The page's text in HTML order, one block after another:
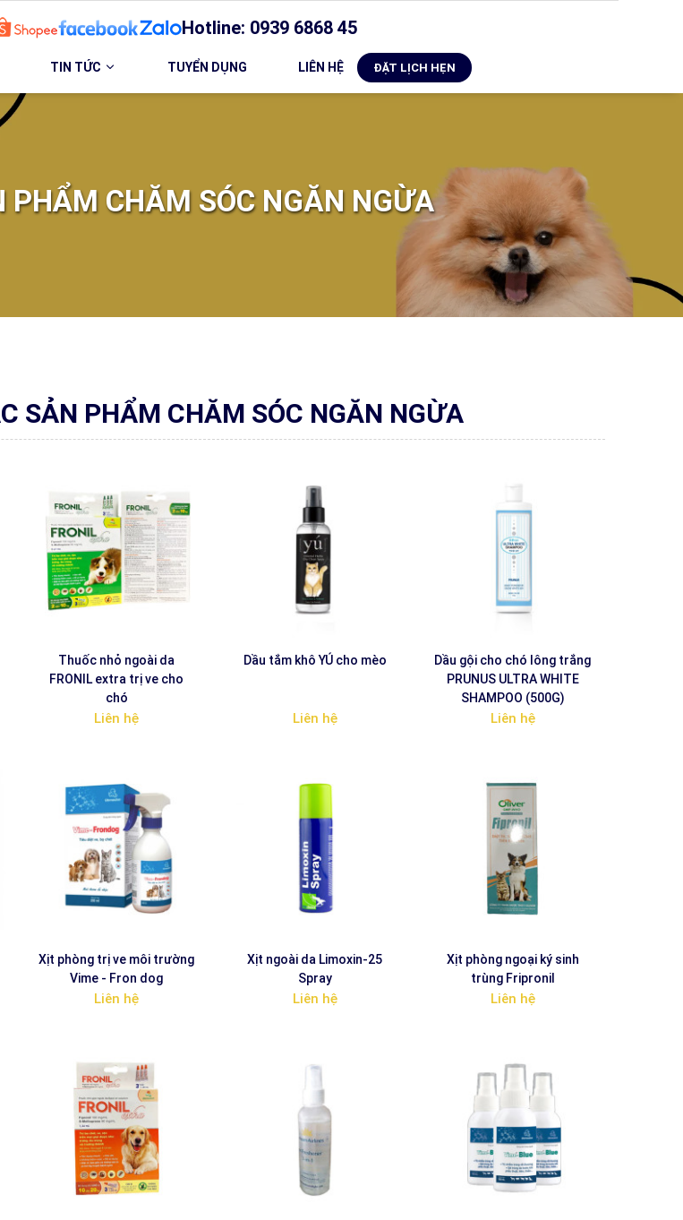
Hotline: 0939 6868 45
TIN TỨC TUYỂN DỤNG LIÊN HỆ ĐẶT LỊCH HẸN
PHẨM CHĂM SÓC NGĂN NGỪA
SẢN PHẨM CHĂM SÓC NGĂN NGỪA
Thuốc nhỏ ngoài da
FRONIL extra trị ve cho
chó
Liên hệ
Dầu tắm khô YÚ cho mèo
Liên hệ
Dầu gội cho chó lông trắng
PRUNUS ULTRA WHITE
SHAMPOO (500G)
Liên hệ
Xịt phòng trị ve môi trường
Vime - Fron dog
Liên hệ
Xịt ngoài da Limoxin-25
Spray
Liên hệ
Xịt phòng ngoại ký sinh
trùng Fripronil
Liên hệ